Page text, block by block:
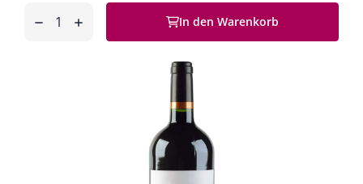
In den Warenkorb